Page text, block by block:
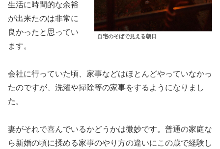
自宅のそばで見える朝日
生活に時間的な余裕
が出来たのは非常に
良かったと思ってい
ます。
会社に行っていた頃、家事などはほとんどやっていなかっ
たのですが、洗濯や掃除等の家事をするようになりまし
た。
妻がそれで喜んでいるかどうかは微妙です。普通の家庭な
ら新婚の頃に揉める家事のやり方の違いにこの歳で経験し